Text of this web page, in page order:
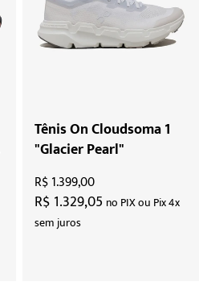
Tênis On Cloudsoma 1
"Glacier Pearl"
R$ 1.329,05 no PIX ou Pix 4x
sem juros
R$ 1.399,00